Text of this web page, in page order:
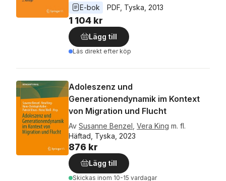
E-bok
PDF Tyska 2013
1 104 kr
Lägg till
Läs direkt efter köp
Adoleszenz und
Generationendynamik im Kontext
von Migration und Flucht
Av Susanne Benzel Vera King m. fl.
Häftad, Tyska, 2023
876 kr
Lägg till
Skickas inom 10-15 vardagar